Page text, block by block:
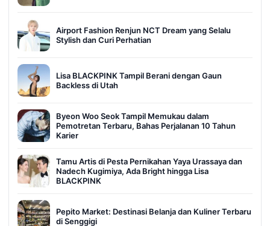
Airport Fashion Renjun NCT Dream yang Selalu
Stylish dan Curi Perhatian
Lisa BLACKPINK Tampil Berani dengan Gaun
Backless di Utah
Byeon Woo Seok Tampil Memukau dalam
Pemotretan Terbaru, Bahas Perjalanan 10 Tahun
Karier
Tamu Artis di Pesta Pernikahan Yaya Urassaya dan
Nadech Kugimiya, Ada Bright hingga Lisa
BLACKPINK
Pepito Market: Destinasi Belanja dan Kuliner Terbaru
di Senggigi